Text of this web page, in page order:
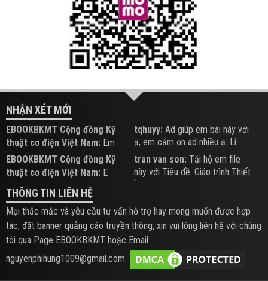
NHẬN XÉT MỚI
EBOOKBKMT Cộng đồng Kỹ
thuật cơ điện Việt Nam: Em
đăng trên Group hỗ trợ nhé
tqhuyy: Ad giúp em bài này với
ạ, em cảm ơn ad nhiều ạ. Li...
EBOOKBKMT Cộng đồng Kỹ
thuật cơ điện Việt Nam: E
xem hỗ trợ trên Group
tran van son: Tải hộ em file
này với Tiêu đề: Giáo trình Thiết
b...
THÔNG TIN LIÊN HỆ
Mọi thắc mắc và yêu cầu tư vấn hỗ trợ hay mong muốn được hợp
tác, đặt banner quảng cáo truyền thông, xin vui lòng liên hệ với chúng
tôi qua Page EBOOKBKMT hoặc Email
nguyenphihung1009@gmail.com